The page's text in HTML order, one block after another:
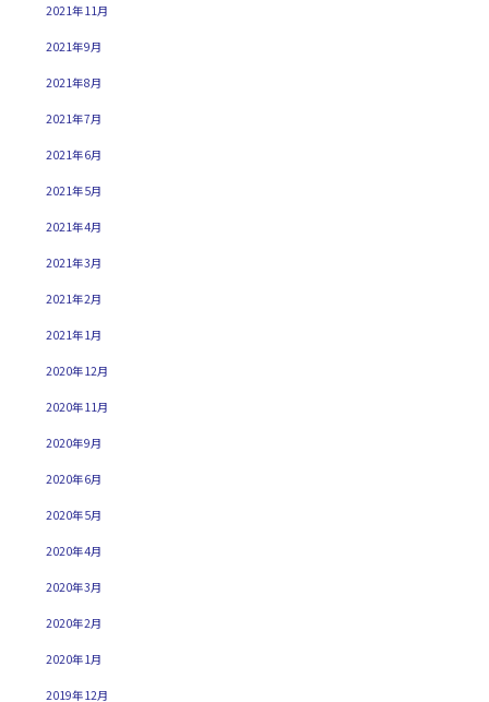
2021年11月
2021年9月
2021年8月
2021年7月
2021年6月
2021年5月
2021年4月
2021年3月
2021年2月
2021年1月
2020年12月
2020年11月
2020年9月
2020年6月
2020年5月
2020年4月
2020年3月
2020年2月
2020年1月
2019年12月